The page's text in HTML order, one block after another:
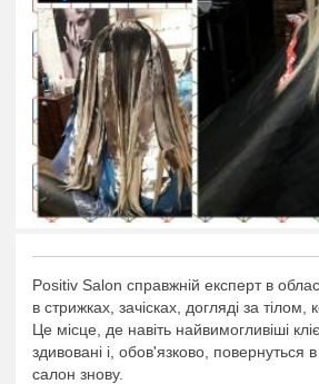
Positiv Salon справжній експерт в
в стрижках, зачісках, догляді за тілом,
Це місце, де навіть найвимогливіші
здивовані і, обов'язково, повернуться
салон знову.